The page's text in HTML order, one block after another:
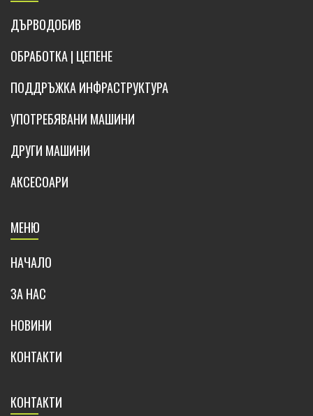
ДЪРВОДОБИВ
ОБРАБОТКА | ЦЕПЕНЕ
ПОДДРЪЖКА ИНФРАСТРУКТУРА
УПОТРЕБЯВАНИ МАШИНИ
ДРУГИ МАШИНИ
АКСЕСОАРИ
МЕНЮ
НАЧАЛО
ЗА НАС
НОВИНИ
КОНТАКТИ
КОНТАКТИ